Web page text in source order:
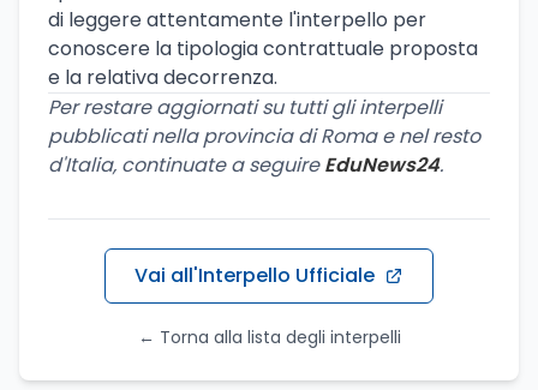
di leggere attentamente l'interpello per
conoscere la tipologia contrattuale proposta
e la relativa decorrenza.
Per restare aggiornati su tutti gli interpelli
pubblicati nella provincia di Roma e nel resto
d'Italia, continuate a seguireEduNews24.
Vai all'Interpello Ufficiale
← Torna alla lista degli interpelli